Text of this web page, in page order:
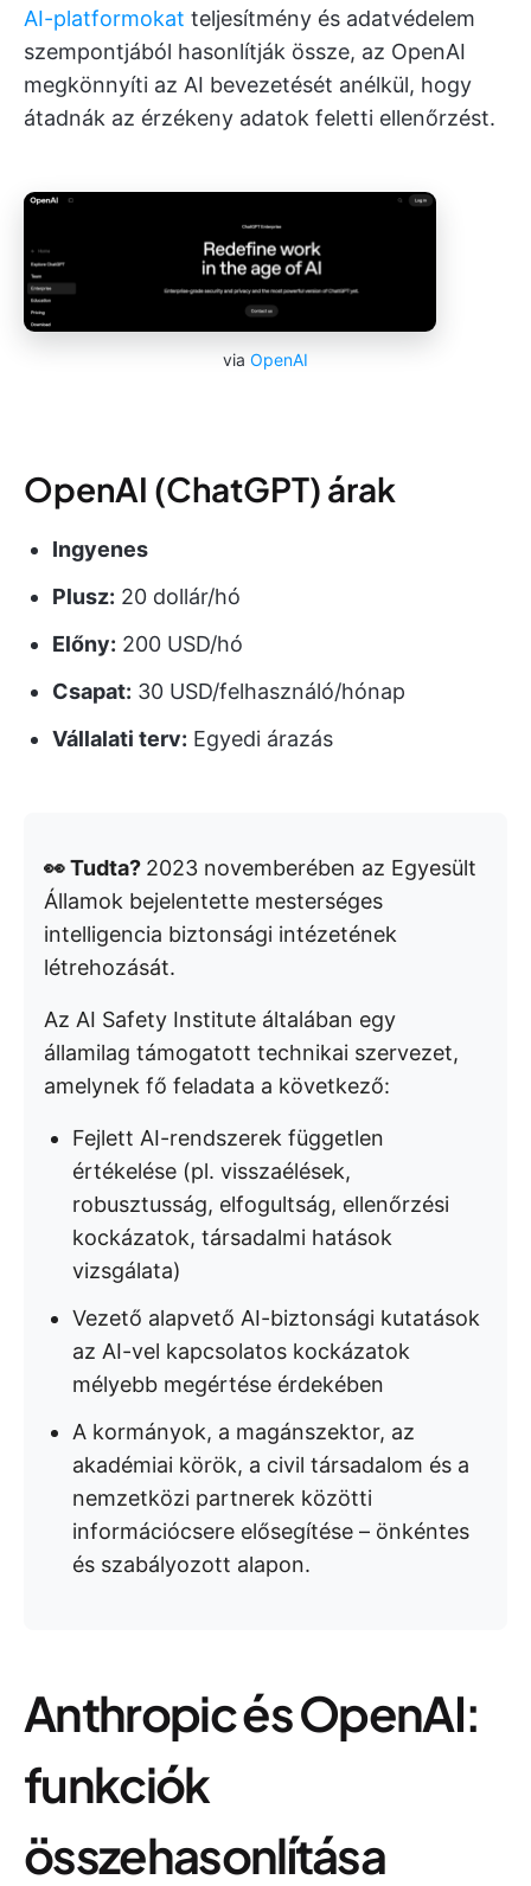
AI-platformokat teljesítmény és adatvédelem
szempontjából hasonlítják össze, az OpenAI
megkönnyíti az AI bevezetését anélkül, hogy
átadnák az érzékeny adatok feletti ellenőrzést.
via OpenAI
OpenAI (ChatGPT) árak
Ingyenes
Plusz: 20 dollár/hó
Előny: 200 USD/hó
Csapat: 30 USD/felhasználó/hónap
Vállalati terv: Egyedi árazás
👀 Tudta? 2023 novemberében az Egyesült
Államok bejelentette mesterséges
intelligencia biztonsági intézetének
létrehozását.
Az AI Safety Institute általában egy
államilag támogatott technikai szervezet,
amelynek fő feladata a következő:
Fejlett AI-rendszerek független
értékelése (pl. visszaélések,
robusztusság, elfogultság, ellenőrzési
kockázatok, társadalmi hatások
vizsgálata)
Vezető alapvető AI-biztonsági kutatások
az AI-vel kapcsolatos kockázatok
mélyebb megértése érdekében
A kormányok, a magánszektor, az
akadémiai körök, a civil társadalom és a
nemzetközi partnerek közötti
információcsere elősegítése – önkéntes
és szabályozott alapon.
Anthropic és OpenAI:
funkciók
összehasonlítása